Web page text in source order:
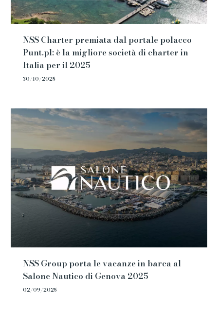
NSS Charter premiata dal portale polacco
Punt.pl: è la migliore società di charter in
Italia per il 2025
30/10/2025
NSS Group porta le vacanze in barca al
Salone Nautico di Genova 2025
02/09/2025